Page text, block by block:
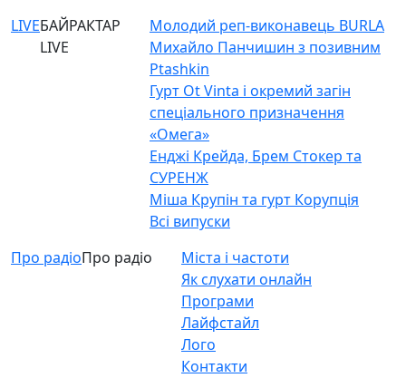
LIVEБАЙРАКТАР
LIVE
Молодий реп-виконавець BURLA
Михайло Панчишин з позивним
Ptashkin
Гурт Ot Vinta і окремий загін
спеціального призначення
«Омега»
Енджі Крейда, Брем Стокер та
СУРЕНЖ
Міша Крупін та гурт Корупція
Всі випуски
Про радіоПро радіо
Міста і частоти
Як слухати онлайн
Програми
Лайфстайл
Лого
Контакти